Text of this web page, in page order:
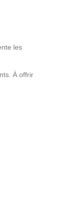
les
À offrir